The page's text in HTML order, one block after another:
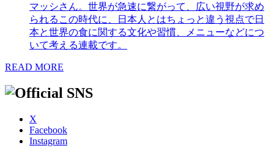
マッシさん。世界が急速に繋がって、広い視野が求め
られるこの時代に、日本人とはちょっと違う視点で日
本と世界の食に関する文化や習慣、メニューなどにつ
いて考える連載です。
READ MORE
X
Facebook
Instagram